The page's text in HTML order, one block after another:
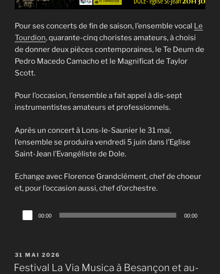
Pour ses concerts de fin de saison, l’ensemble vocal Le
Tourdion, quarante-cinq choristes amateurs, à choisi
de donner deux pièces contemporaines, le Te Deum de
Pedro Macedo Camacho et le Magnificat de Taylor
Scott.
Pour l’occasion, l’ensemble a fait appel à dis-sept
instrumentistes amateurs et professionnels.
Après un concert à Lons-le-Saunier le 31 mai,
l’ensemble se produira vendredi 5 juin dans l’Eglise
Saint-Jean l’Evangéliste de Dole.
Echange avec Florence Grandclément, chef de choeur
et, pour l’occasion aussi, chef d’orchestre.
Lecteur
audio
00:00 00:00
PUBLIÉ
LE
31 MAI 2026
Festival La Via Musica à Besançon et au-